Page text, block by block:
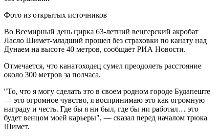
Фото из открытых источников
Во Всемирный день цирка 63-летний венгерский акробат
Ласло Шимет-младший прошел без страховки по канату над
Дунаем на высоте 40 метров, сообщает РИА Новости.
Отмечается, что канатоходец сумел преодолеть расстояние
около 300 метров за полчаса.
"То, что я могу сделать это в своем родном городе Будапеште
— это огромное чувство, я воспринимаю это как огромную
награду и честь. Где бы я ни был, где бы ни работал… это
будет венцом моей карьеры", — сказал перед началом трюка
Шимет.